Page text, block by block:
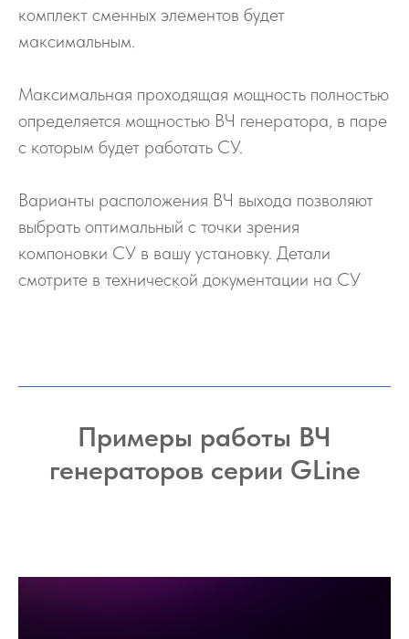
комплект сменных элементов будет
максимальным.
Максимальная проходящая мощность полностью
определяется мощностью ВЧ генератора, в паре
с которым будет работать СУ.
Варианты расположения ВЧ выхода позволяют
выбрать оптимальный с точки зрения
компоновки СУ в вашу установку. Детали
смотрите в технической документации на СУ
Примеры работы ВЧ
генераторов серии GLine